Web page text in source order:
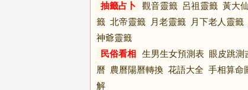
抽籤占卜
觀音靈籤 呂祖靈籤 黃大
籤 北帝靈籤 月老靈籤 月下老人靈籤
神爺靈籤
民俗看相
生男生女預測表 眼皮跳測
曆 農曆陽曆轉換 花語大全 手相算命
解